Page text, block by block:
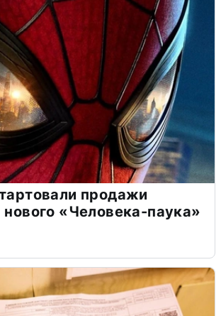
продажи
нового «Человека-паука»